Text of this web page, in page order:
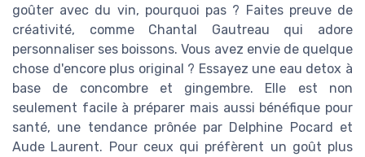
goûter avec du vin, pourquoi pas ? Faites preuve de
créativité, comme Chantal Gautreau qui adore
personnaliser ses boissons. Vous avez envie de quelque
chose d'encore plus original ? Essayez une eau detox à
base de concombre et gingembre. Elle est non
seulement facile à préparer mais aussi bénéfique pour
santé, une tendance prônée par Delphine Pocard et
Aude Laurent. Pour ceux qui préfèrent un goût plus